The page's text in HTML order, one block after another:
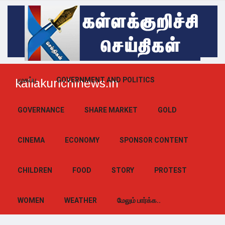
kallakurichinews.in
முகப்பு GOVERNMENT AND POLITICS
GOVERNANCE SHARE MARKET GOLD
CINEMA ECONOMY SPONSOR CONTENT
CHILDREN FOOD STORY PROTEST
WOMEN WEATHER மேலும் பார்க்க..